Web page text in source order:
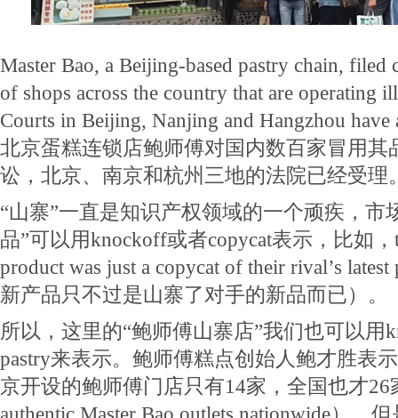
Master Bao, a Beijing-based pastry chain, filed
of shops across the country that are operating
Courts in Beijing, Nanjing and Hangzhou have
北京蛋糕连锁店鲍师傅对国内数百家冒用其
讼，北京、南京和杭州三地的法院已经受理
“山寨”一直是知识产权领域的一个顽疾，市
品”可以用knockoff或者copycat表示，比如，
product was just a copycat of their rival’s
新产品只不过是山寨了对手的新品而已）。
所以，这里的“鲍师傅山寨店”我们也可以用
pastry来表示。鲍师傅糕点创始人鲍才胜表
京开设的鲍师傅门店只有14家，全国也才26